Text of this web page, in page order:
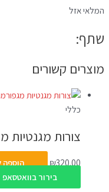
המלאי אזל
שתף:
מוצרים קשורים
כללי
צורות מגנטיות
₪320.00
הוספה
בירור בוואטסאפ